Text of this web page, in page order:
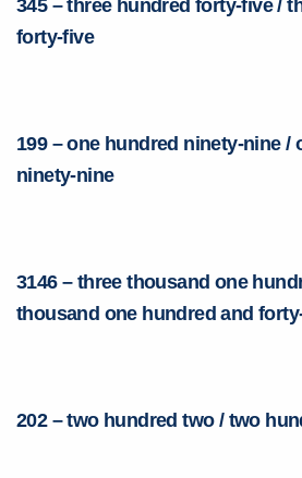
345 – three hundred forty-five /
forty-five
199 – one hundred ninety-nine /
ninety-nine
3146 – three thousand one
thousand one hundred and
202 – two hundred two / two